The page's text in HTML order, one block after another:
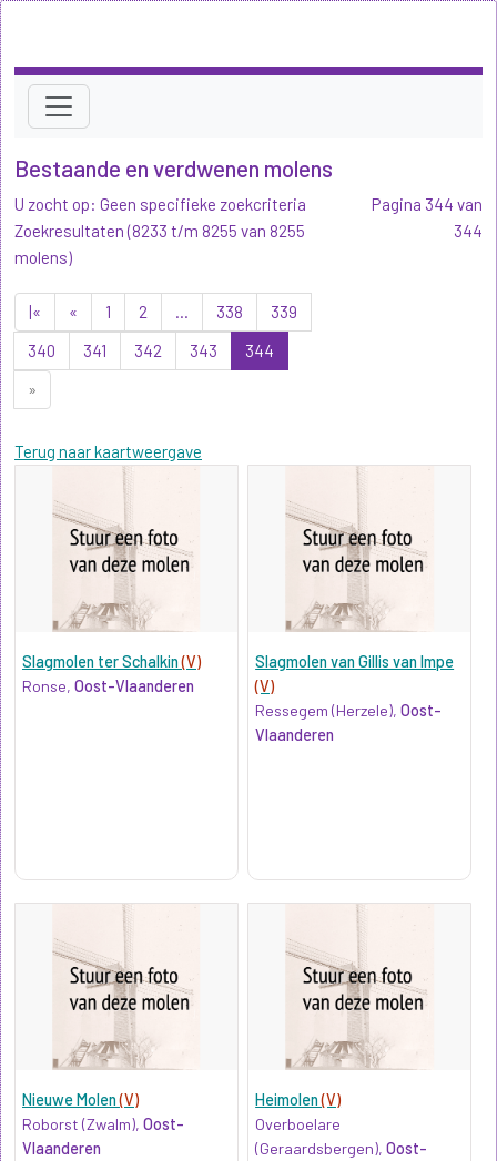
Bestaande en verdwenen molens
U zocht op: Geen specifieke zoekcriteria
Zoekresultaten (8233 t/m 8255 van 8255
molens)
|« « 1 2 ... 338
339
340
341 342 343
344
»
Terug naar kaartweergave
Pagina 344 van
344
Slagmolen ter Schalkin(V)
Ronse, Oost-Vlaanderen
Slagmolen van Gillis van Impe
(V)
Ressegem (Herzele),Oost-
Vlaanderen
Nieuwe Molen(V)
Roborst (Zwalm), Oost-
Vlaanderen
Heimolen(V)
Overboelare
(Geraardsbergen),Oost-